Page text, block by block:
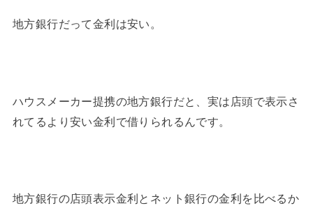
地方銀行だって金利は安い。
ハウスメーカー提携の地方銀行だと、実は店頭で表示さ
れてるより安い金利で借りられるんです。
地方銀行の店頭表示金利とネット銀行の金利を比べるか